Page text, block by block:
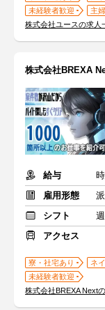
未経験者歓迎
主
株式会社ユースの求人
株式会社BREXA
給与
雇用形態
シフト
アクセス
寮・社宅あり ネ
未経験者歓迎
株式会社BREXA Next